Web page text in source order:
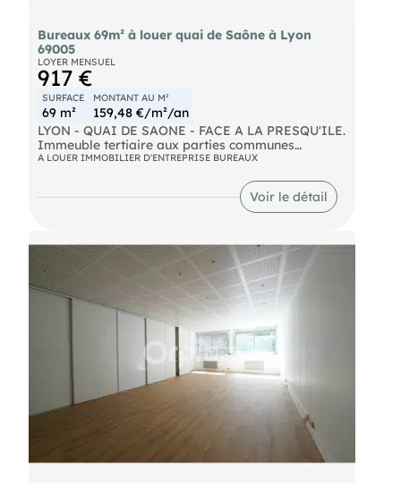
Bureaux 69m² à louer quai de Saône à Lyon
69005
LOYER MENSUEL
917 €
SURFACE
69 m²
MONTANT AU M²
159,48 €/m²/an
LYON - QUAI DE SAONE - FACE A LA PRESQU'ILE.
Immeuble tertiaire aux parties communes
rénovées. Bureaux à louer d'une surface de 69 m².
stationnement possible dans l'immeuble en sus.
Accès PMR. Frais d'agence : 30% HT d'un an de
loyer HT HC à la charge du preneur.
A LOUER IMMOBILIER D'ENTREPRISE BUREAUX
Voir le détail